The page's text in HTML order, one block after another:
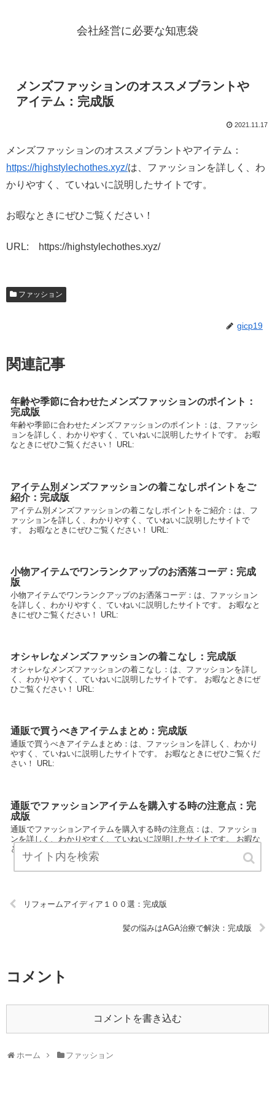
会社経営に必要な知恵袋
メンズファッションのオススメブラントや
アイテム：完成版
2021.11.17
メンズファッションのオススメブラントやアイテム：
https://highstylechothes.xyz/は、ファッションを詳しく、わ
かりやすく、ていねいに説明したサイトです。
お暇なときにぜひご覧ください！
URL: https://highstylechothes.xyz/
ファッション
gicp19
関連記事
年齢や季節に合わせたメンズファッションのポイント：
完成版
年齢や季節に合わせたメンズファッションのポイント：は、ファッシ
ョンを詳しく、わかりやすく、ていねいに説明したサイトです。 お暇
なときにぜひご覧ください！ URL:
アイテム別メンズファッションの着こなしポイントをご
紹介：完成版
アイテム別メンズファッションの着こなしポイントをご紹介：は、フ
ァッションを詳しく、わかりやすく、ていねいに説明したサイトで
す。 お暇なときにぜひご覧ください！ URL:
小物アイテムでワンランクアップのお洒落コーデ：完成
版
小物アイテムでワンランクアップのお洒落コーデ：は、ファッション
を詳しく、わかりやすく、ていねいに説明したサイトです。 お暇なと
きにぜひご覧ください！ URL:
オシャレなメンズファッションの着こなし：完成版
オシャレなメンズファッションの着こなし：は、ファッションを詳し
く、わかりやすく、ていねいに説明したサイトです。 お暇なときにぜ
ひご覧ください！ URL:
通販で買うべきアイテムまとめ：完成版
通販で買うべきアイテムまとめ：は、ファッションを詳しく、わかり
やすく、ていねいに説明したサイトです。 お暇なときにぜひご覧くだ
さい！ URL:
通販でファッションアイテムを購入する時の注意点：完
成版
通販でファッションアイテムを購入する時の注意点：は、ファッショ
ンを詳しく、わかりやすく、ていねいに説明したサイトです。 お暇な
ときにぜひご覧ください！ URL:
リフォームアイディア１００選：完成版
髪の悩みはAGA治療で解決：完成版
コメント
コメントを書き込む
ホーム ファッション